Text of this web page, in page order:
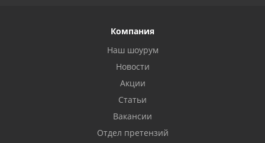
Компания
Наш шоурум
Новости
Акции
Статьи
Вакансии
Отдел претензий